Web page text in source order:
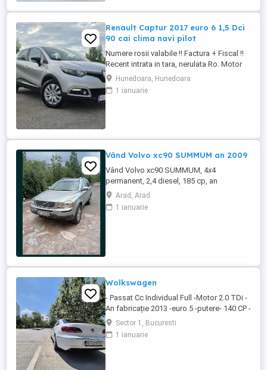
Renault Captur 2017 euro 6 1,5 Dci
90 cai clima navi pilot
Numere rosii valabile !! Factura + Fiscal !!
Recent intrata in tara, nerulata Ro. Motor
de 1,5 diesel, 90 cai, euro 6. Cutie
manuala. Consum 4,5 %. Km Reali. Carte
service ! Fara elemente revopsite.
Hunedoara, Hunedoara
1 ianuarie
Vând Volvo xc90 SUMMUM an 2009
Vând Volvo xc90 SUMMUM, 4x4
permanent, 2,4 diesel, 185 cp, an
2009,automatic, gri, 250.000 km, ( reali,
confirmați prin actele deținute, TUV,
facturi service etc, adus din Germania in
Arad, Arad
1 ianuarie
Wolkswagen
- Passat Cc Individual Full -Motor 2.0 TDi -
An fabricație 2013 -euro 5 -putere- 140 CP -
cutie manuală -DPF Activ -km 342000
100% Reali! (Ofer seria) Dotării: - Auto hold
- Senzori parcare fata spate cu afisaj -
Sector 1, Bucuresti
1 ianuarie